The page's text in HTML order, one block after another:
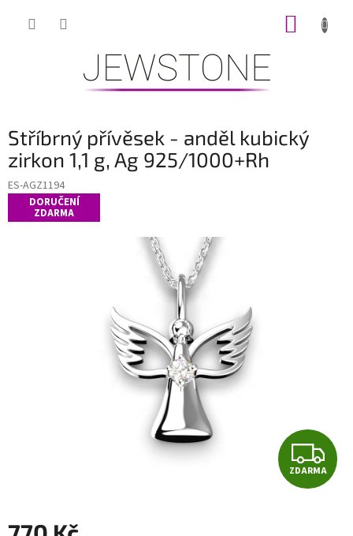
Stříbrný přívěsek - anděl kubický
zirkon 1,1 g, Ag 925/1000+Rh
ES-AGZ1194
DORUČENÍ
ZDARMA
Z
D
ZDARMA